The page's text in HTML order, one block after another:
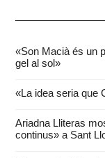
«Son Macià és un
gel al sol»
«La idea seria que
Ariadna Lliteras
continus» a Sant